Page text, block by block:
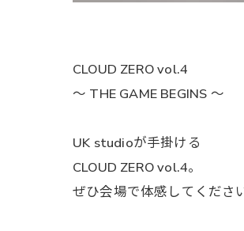
CLOUD ZERO vol.4
〜 THE GAME BEGINS 〜
UK studioが手掛ける
CLOUD ZERO vol.4。
ぜひ会場で体感してくださ